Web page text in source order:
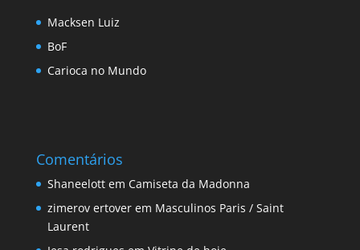
Macksen Luiz
BoF
Carioca no Mundo
Comentários
Shaneelottem Camiseta da Madonna
zimerov ertoverem Masculinos Paris / Saint
Laurent